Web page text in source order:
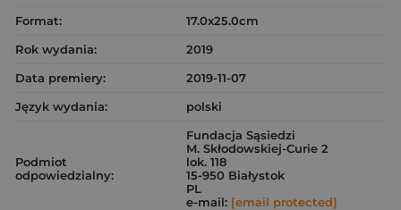
Format:
17.0x25.0cm
Rok wydania:
2019
Data premiery:
2019-11-07
Język wydania:
polski
Podmiot
odpowiedzialny:
Fundacja Sąsiedzi
M. Skłodowskiej-Curie 2
lok. 118
15-950 Białystok
PL
e-mail: [email protected]